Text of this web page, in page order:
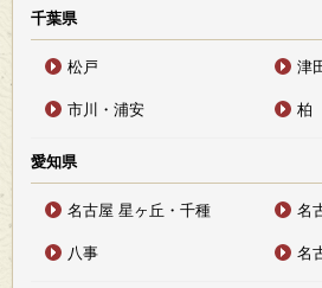
千葉県
松戸 津
市川・浦安 柏
愛知県
名古屋 星ヶ丘・千種 名
八事 名